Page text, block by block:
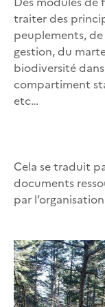
traiter des
peuplements, de
gestion, du
biodiversité
compartiment
etc…
Cela se traduit
documents
par